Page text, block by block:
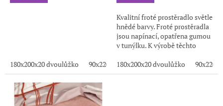
180x200x20 dvoulůžko 90x220x20 200x220x20 100x200x20
Kvalitní froté prostěradlo světle
hnědé barvy. Froté prostěradla
jsou napínací, opatřena gumou
v tunýlku. K výrobě těchto
kvalitní froté tkanina s...
180x200x20 dvoulůžko